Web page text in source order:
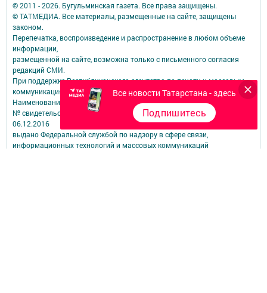
Все новости Татарстана - здесь
Подпишитесь
© 2011 - 2026. Бугульминская газета. Все права защищены.
© ТАТМЕДИА. Все материалы, размещенные на сайте, защищены
законом.
Перепечатка, воспроизведение и распространение в любом объеме
информации,
размещенной на сайте, возможна только с письменного согласия
редакций СМИ.
При поддержке Республиканского агентства по печати и массовым
коммуникациям.
Наименование СМИ: Бугульминская газета (город Бугульма)
№ свидетельства о регистрации СМИ, дата: ЭЛ № ФС 77 – 67939 от
06.12.2016
выдано Федеральной службой по надзору в сфере связи,
информационных технологий и массовых коммуникаций